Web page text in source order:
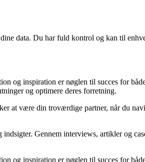
data. Du har fuld kontrol og kan til
og inspiration er nøglen til succes for
og optimere deres forretning.
at være din troværdige partner, når du
Gennem interviews, artikler og
og inspiration er nøglen til succes for